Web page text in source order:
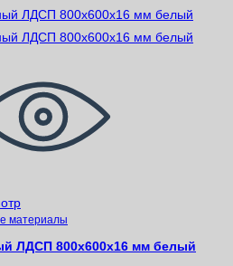
материалы
ЛДСП 800х600х16 мм белый